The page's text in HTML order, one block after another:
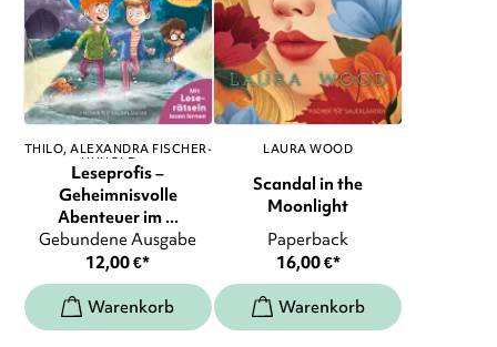
THILO ALEXANDRA FISCHER-
HUNOLD, ...
Leseprofis –
Geheimnisvolle
Abenteuer im ...
Gebundene Ausgabe
12,00€*
LAURA WOOD
Scandal in the
Moonlight
Paperback
16,00€*